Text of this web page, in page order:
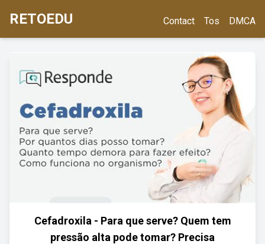
RETOEDU Contact Tos DMCA
Cefadroxila - Para que serve? Quem tem
pressão alta pode tomar? Precisa